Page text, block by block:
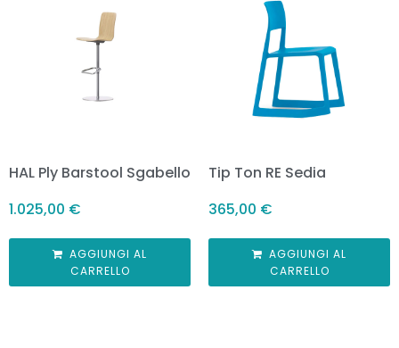
HAL Ply Barstool Sgabello
1.025,00 €
AGGIUNGI AL
CARRELLO
Tip Ton RE Sedia
365,00 €
AGGIUNGI AL
CARRELLO